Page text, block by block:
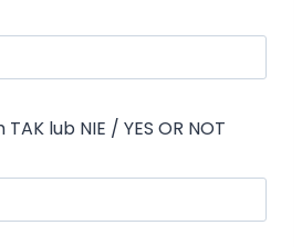
lub NIE / YES OR NOT